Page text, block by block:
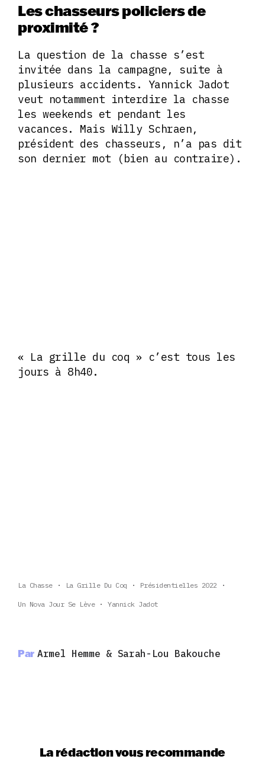
Les chasseurs policiers de
proximité ?
La question de la chasse s’est
invitée dans la campagne, suite à
plusieurs accidents. Yannick Jadot
veut notamment interdire la chasse
les weekends et pendant les
vacances. Mais Willy Schraen,
président des chasseurs, n’a pas dit
son dernier mot (bien au contraire).
« La grille du coq » c’est tous les
jours à 8h40.
La Chasse La Grille Du Coq Présidentielles 2022
Un Nova Jour Se Lève Yannick Jadot
Par Armel Hemme & Sarah-Lou Bakouche
La rédaction vous recommande